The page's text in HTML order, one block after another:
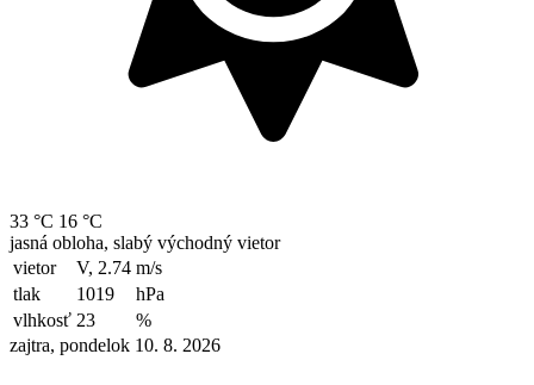
33 °C 16 °C
jasná obloha, slabý východný vietor
vietor
V, 2.74 m/s
tlak
1019
hPa
vlhkosť 23
%
zajtra, pondelok 10. 8. 2026